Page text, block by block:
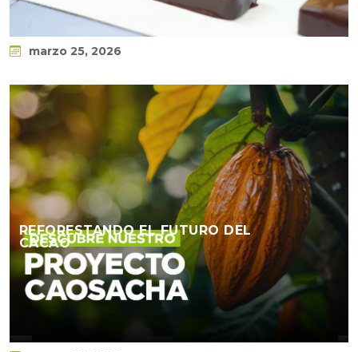
marzo 25, 2026
REFORESTANDO EL FUTURO DEL
CACAO